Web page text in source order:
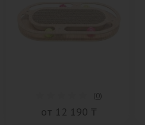
(0)
от 12 190 ₸